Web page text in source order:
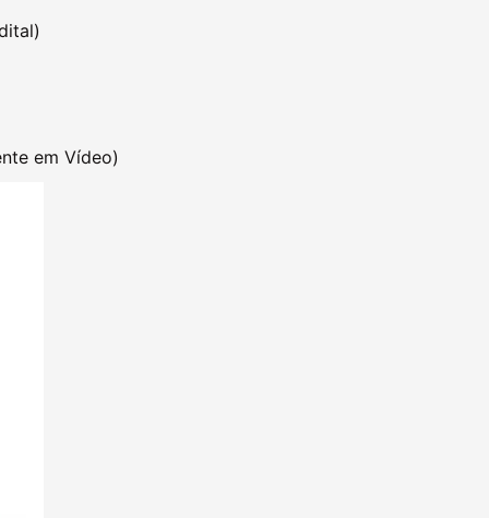
em Vídeo)